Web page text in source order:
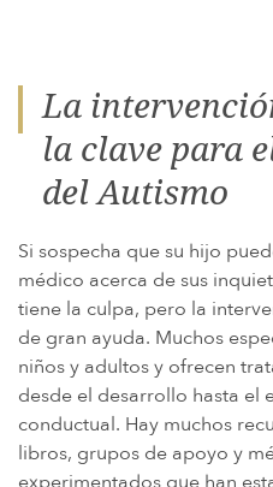
La
la clave para
del Autismo
Si sospecha que su hijo
médico acerca de sus
tiene la culpa, pero la
de gran ayuda. Muchos
niños y adultos y ofrecen
desde el desarrollo hasta el
conductual. Hay muchos
libros, grupos de apoyo y